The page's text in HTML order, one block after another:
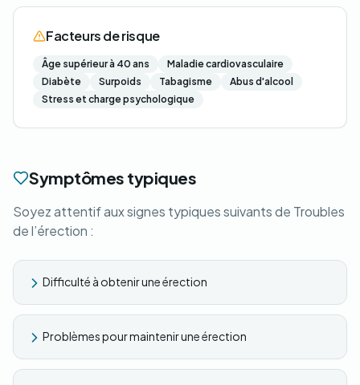
Facteurs de risque
Âge supérieur à 40 ans
Maladie cardiovasculaire
Diabète
Surpoids Tabagisme
Abus d'alcool
Stress et charge psychologique
Symptômes typiques
Soyez attentif aux signes typiques suivants de Troubles
de l’érection :
Difficulté à obtenir une érection
Problèmes pour maintenir une érection